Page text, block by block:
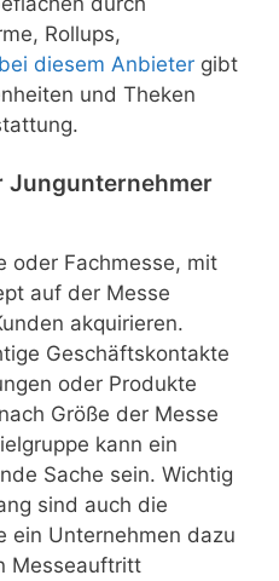
Rollups,
bei diesem Anbieter gibt
und Theken
Jungunternehmer
oder Fachmesse, mit
auf der Messe
akquirieren.
Geschäftskontakte
oder Produkte
Größe der Messe
kann ein
Sache sein. Wichtig
sind auch die
ein Unternehmen dazu
Messeauftritt